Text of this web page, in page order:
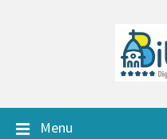
Menu